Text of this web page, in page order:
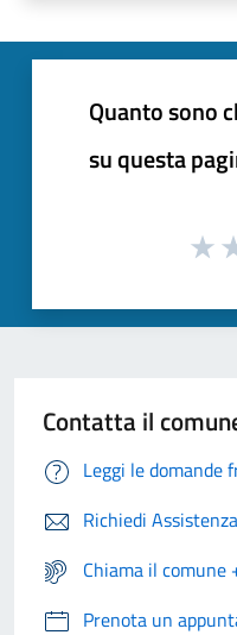
Quanto sono
su questa
Contatta il
Leggi le domande
Richiedi Assistenza
Chiama il
Prenota un